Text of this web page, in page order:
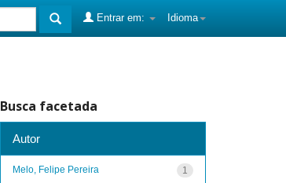
Idioma
Entrar em:
Busca facetada
Autor
1
Melo, Felipe Pereira